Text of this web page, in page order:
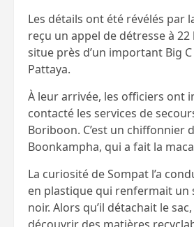
Les détails ont été révélés par
reçu un appel de détresse à 22
situe près d’un important Big
Pattaya.
À leur arrivée, les officiers ont
contacté les services de
Boriboon. C’est un chiffonnier
Boonkampha, qui a fait la
La curiosité de Sompat l’a
en plastique qui renfermait un
noir. Alors qu’il détachait le